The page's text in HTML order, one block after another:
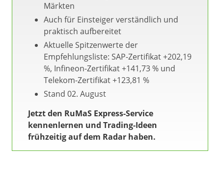
Märkten
Auch für Einsteiger verständlich und
praktisch aufbereitet
Aktuelle Spitzenwerte der
Empfehlungsliste: SAP-Zertifikat +202,19
%, Infineon-Zertifikat +141,73 % und
Telekom-Zertifikat +123,81 %
Stand 02. August
Jetzt den RuMaS Express-Service
kennenlernen und Trading-Ideen
frühzeitig auf dem Radar haben.